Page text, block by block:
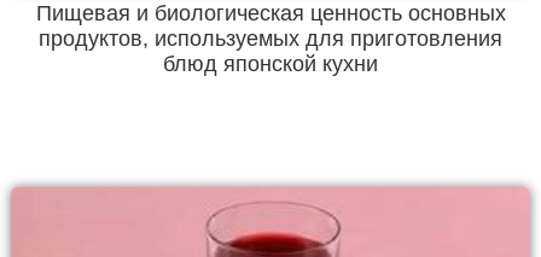
Пищевая и биологическая ценность основных
продуктов, используемых для приготовления
блюд японской кухни